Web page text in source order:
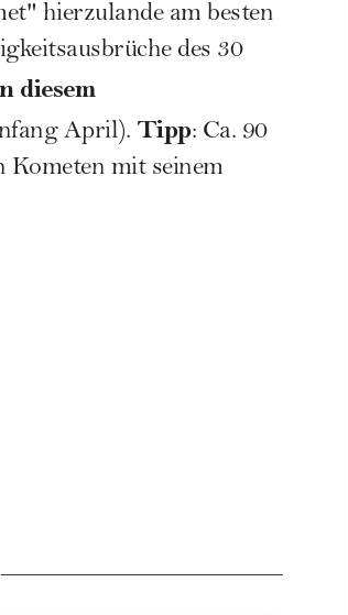
hierzulande am besten
des 30
diesem
April). Tipp: Ca. 90
Kometen mit seinem